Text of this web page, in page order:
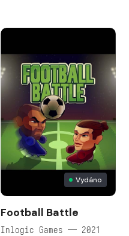
Vydáno
Football Battle
Inlogic Games — 2021